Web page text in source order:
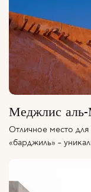
Меджлис
Отличное место
«барджиль» –